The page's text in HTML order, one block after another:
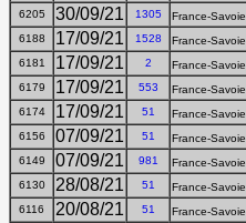
6205 30/09/21 1305 France-Savoie
6188 17/09/21 1528 France-Savoie
6181 17/09/21 2 France-Savoie
6179 17/09/21 553 France-Savoie
6174 17/09/21 51 France-Savoie
6156 07/09/21 51 France-Savoie
6149 07/09/21 981 France-Savoie
6130 28/08/21 51 France-Savoie
6116 20/08/21 51 France-Savoie